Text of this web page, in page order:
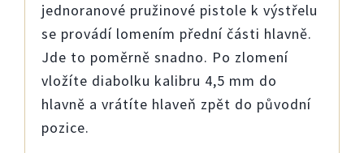
jednoranové pružinové pistole k výstřelu
se provádí lomením přední části hlavně.
Jde to poměrně snadno. Po zlomení
vložíte diabolku kalibru 4,5 mm do
hlavně a vrátíte hlaveň zpět do původní
pozice.